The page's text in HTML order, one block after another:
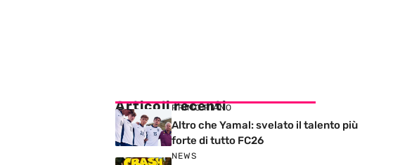
Articoli recenti
PRIMO PIANO
Altro che Yamal: svelato il talento più
forte di tutto FC26
NEWS